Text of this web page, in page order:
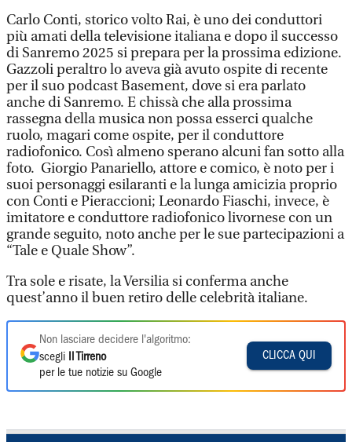
Carlo Conti, storico volto Rai, è uno dei conduttori
più amati della televisione italiana e dopo il successo
di Sanremo 2025 si prepara per la prossima edizione.
Gazzoli peraltro lo aveva già avuto ospite di recente
per il suo podcast Basement, dove si era parlato
anche di Sanremo. E chissà che alla prossima
rassegna della musica non possa esserci qualche
ruolo, magari come ospite, per il conduttore
radiofonico. Così almeno sperano alcuni fan sotto alla
foto. Giorgio Panariello, attore e comico, è noto per i
suoi personaggi esilaranti e la lunga amicizia proprio
con Conti e Pieraccioni; Leonardo Fiaschi, invece, è
imitatore e conduttore radiofonico livornese con un
grande seguito, noto anche per le sue partecipazioni a
“Tale e Quale Show”.
Tra sole e risate, la Versilia si conferma anche
quest’anno il buen retiro delle celebrità italiane.
Non lasciare decidere l'algoritmo:
scegli
Il Tirreno
per le tue notizie su Google
CLICCA QUI